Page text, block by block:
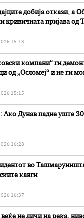
добија откази, а
кривичната пријава од
15:13
компани“ ги
од „Осломеј“ и не ги
15:15
Ако Дунав падне уште
16:28
во
кавги
16:37
не личи на река,